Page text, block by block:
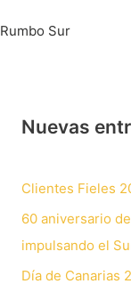
Rumbo Sur
Nuevas
Clientes Fieles
60 aniversario
impulsando el
Día de Canarias